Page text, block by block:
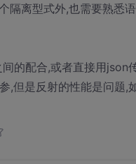
隔离型式外,也需要熟悉
的配合,或者直接用json
,但是反射的性能是问题